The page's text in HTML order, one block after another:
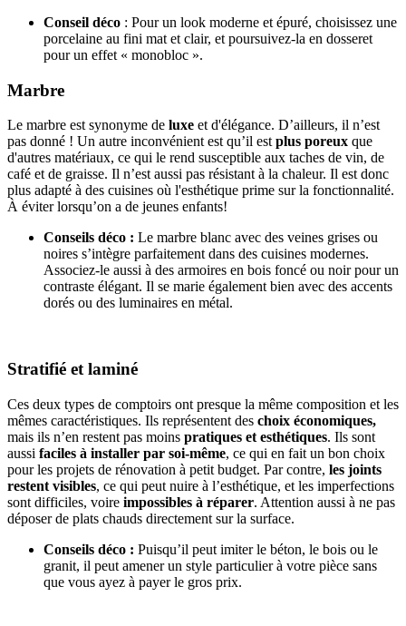
Conseil déco : Pour un look moderne et épuré, choisissez une
porcelaine au fini mat et clair, et poursuivez-la en dosseret
pour un effet « monobloc ».
Marbre
Le marbre est synonyme de luxe et d'élégance. D’ailleurs, il n’est
pas donné ! Un autre inconvénient est qu’il est plus poreux que
d'autres matériaux, ce qui le rend susceptible aux taches de vin, de
café et de graisse. Il n’est aussi pas résistant à la chaleur. Il est donc
plus adapté à des cuisines où l'esthétique prime sur la fonctionnalité.
À éviter lorsqu’on a de jeunes enfants!
Conseils déco : Le marbre blanc avec des veines grises ou
noires s’intègre parfaitement dans des cuisines modernes.
Associez-le aussi à des armoires en bois foncé ou noir pour un
contraste élégant. Il se marie également bien avec des accents
dorés ou des luminaires en métal.
Stratifié et laminé
Ces deux types de comptoirs ont presque la même composition et les
mêmes caractéristiques. Ils représentent des choix économiques,
mais ils n’en restent pas moins pratiques et esthétiques. Ils sont
aussi faciles à installer par soi-même, ce qui en fait un bon choix
pour les projets de rénovation à petit budget. Par contre, les joints
restent visibles, ce qui peut nuire à l’esthétique, et les imperfections
sont difficiles, voire impossibles à réparer. Attention aussi à ne pas
déposer de plats chauds directement sur la surface.
Conseils déco : Puisqu’il peut imiter le béton, le bois ou le
granit, il peut amener un style particulier à votre pièce sans
que vous ayez à payer le gros prix.